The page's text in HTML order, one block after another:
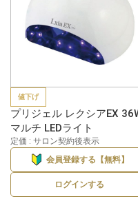
値下げ
プリジェル レクシアEX
マルチ LEDライト
定価 : サロン契約後表示
会員登録する【無料】
ログインする